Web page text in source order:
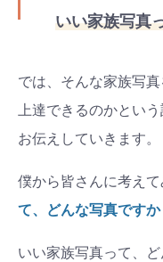
いい家族写真
では、そんな家族写
上達できるのかとい
お伝えしていきます。
僕から皆さんに考え
て、どんな写真ですか
いい家族写真って、